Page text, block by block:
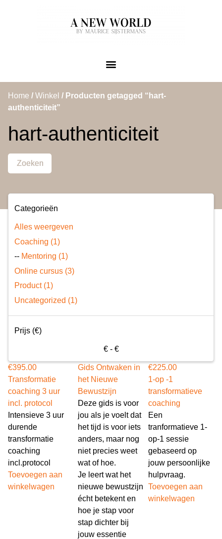
Home / Winkel / Producten getagged “hart-
authenticiteit”
hart-authenticiteit
Zoeken
Categorieën
Alles weergeven
Coaching (1)
-- Mentoring (1)
Online cursus (3)
Product (1)
Uncategorized (1)
Prijs (€)
€- €
€395.00
Transformatie
coaching 3 uur
incl. protocol
Intensieve 3 uur
durende
transformatie
coaching
incl.protocol
Toevoegen aan
winkelwagen
Gids Ontwaken in
het Nieuwe
Bewustzijn
Deze gids is voor
jou als je voelt dat
het tijd is voor iets
anders, maar nog
niet precies weet
wat of hoe.
Je leert wat het
nieuwe bewustzijn
écht betekent en
hoe je stap voor
stap dichter bij
jouw essentie
€225.00
1-op -1
transformatieve
coaching
Een
tranformatieve 1-
op-1 sessie
gebaseerd op
jouw persoonlijke
hulpvraag.
Toevoegen aan
winkelwagen